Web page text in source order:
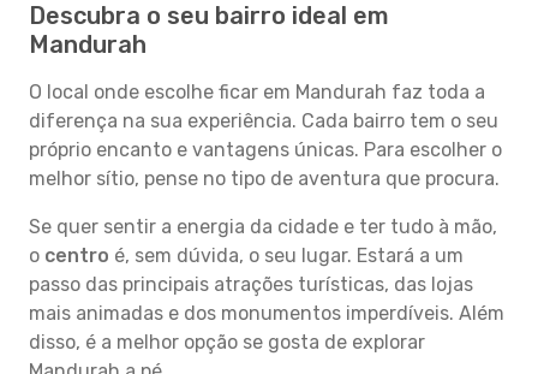
Descubra o seu bairro ideal em
Mandurah
O local onde escolhe ficar em Mandurah faz toda a
diferença na sua experiência. Cada bairro tem o seu
próprio encanto e vantagens únicas. Para escolher o
melhor sítio, pense no tipo de aventura que procura.
Se quer sentir a energia da cidade e ter tudo à mão,
o centro é, sem dúvida, o seu lugar. Estará a um
passo das principais atrações turísticas, das lojas
mais animadas e dos monumentos imperdíveis. Além
disso, é a melhor opção se gosta de explorar